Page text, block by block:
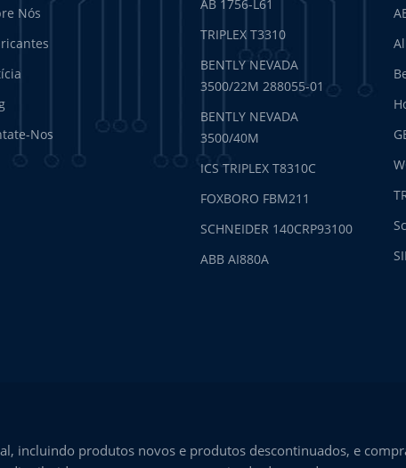
Nós
Nos
AB 1756-L61
TRIPLEX T3310
BENTLY NEVADA
3500/22M 288055-01
BENTLY NEVADA
3500/40M
ICS TRIPLEX T8310C
FOXBORO FBM211
SCHNEIDER 140CRP93100
ABB AI880A
incluindo produtos novos e produtos descontinuados, e